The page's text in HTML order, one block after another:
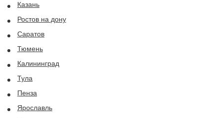
Казань
Ростов на дону
Саратов
Тюмень
Калининград
Тула
Пенза
Ярославль